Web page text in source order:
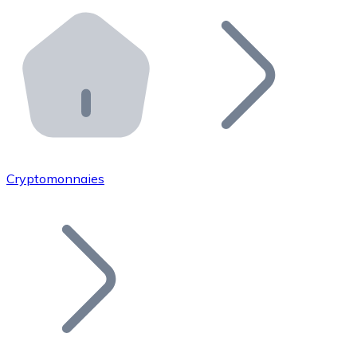
Distributeurs automatiques Bitnovo
Intégrez un ATM Bitnovo dans votre entreprise et
API Bitnovo
Intégrez notre API dans votre écosystème.
Rejoignez notre réseau de distributeurs et
Ajoutez le token de votre projet à notre service
Cryptomonnaies